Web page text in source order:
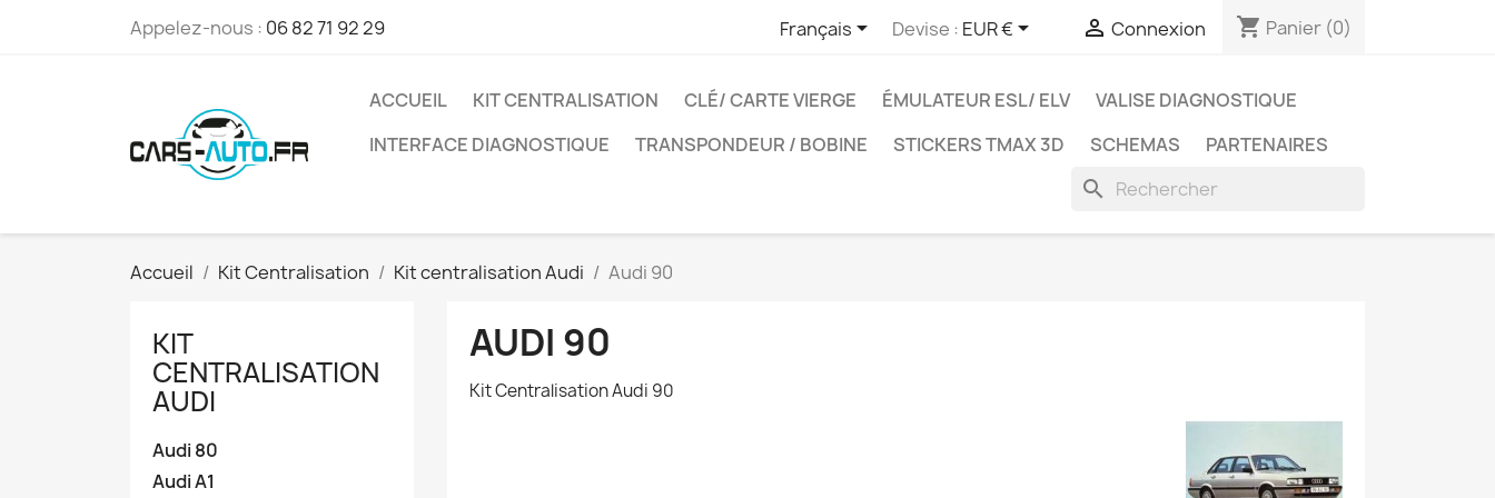
Appelez-nous : 06 82 71 92 29 Français Devise : EUR €  Connexion shopping_cart Panier (0)
ACCUEIL KIT CENTRALISATION CLÉ/ CARTE VIERGE ÉMULATEUR ESL/ ELV
VALISE DIAGNOSTIQUE
INTERFACE DIAGNOSTIQUE
TRANSPONDEUR / BOBINE STICKERS TMAX 3D SCHEMAS PARTENAIRES
search
Accueil Kit Centralisation Kit centralisation Audi Audi 90
KIT
CENTRALISATION
AUDI
Audi 80
Audi A1
AUDI 90
Kit Centralisation Audi 90